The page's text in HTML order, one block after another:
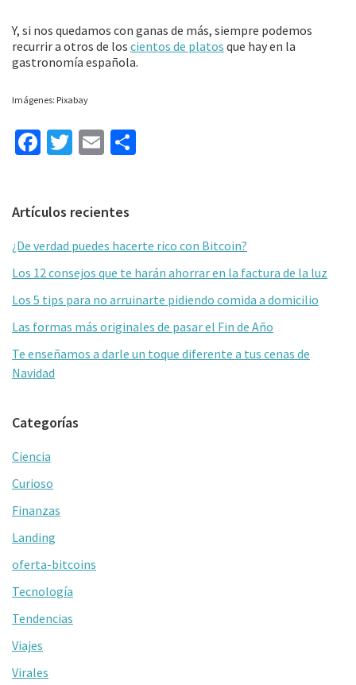
Y, si nos quedamos con ganas de más, siempre podemos
recurrir a otros de los cientos de platos que hay en la
gastronomía española.
Imágenes: Pixabay
Fa
o
o
k
T
er
E
l
ar
tir
Barra
lateral
primaria
Artículos recientes
¿De verdad puedes hacerte rico con Bitcoin?
Los 12 consejos que te harán ahorrar en la factura de la luz
Los 5 tips para no arruinarte pidiendo comida a domicilio
Las formas más originales de pasar el Fin de Año
Te enseñamos a darle un toque diferente a tus cenas de
Navidad
Categorías
Ciencia
Curioso
Finanzas
Landing
oferta-bitcoins
Tecnología
Tendencias
Viajes
Virales